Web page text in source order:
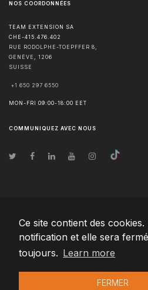
Ce site contient des cookies.
notification et elle sera
toujours. Learn more
FERMER
NOS COORDONNÉES
TEAM EXTENSION SA
CHE-415.476.402
RUE RODOLPHE-TOEPFFER 8,
GENÈVE
1206
SUISSE
+1 650 297 6550
MON-FRI 09:00-18:00 EET
COMMUNIQUEZ AVEC NOUS
© Droits d'auteur2026 Team Extension SA
Changelog● En utilisant ce site, vous acceptez
de